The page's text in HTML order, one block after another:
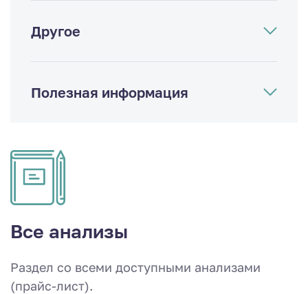
Другое
Полезная информация
Все анализы
Раздел со всеми доступными анализами
(прайс-лист).